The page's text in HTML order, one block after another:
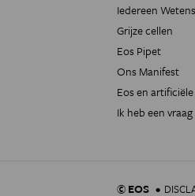
Iedereen
Grijze cellen
Eos Pipet
Ons Manifest
Eos en
Ik heb een vraag
© EOS